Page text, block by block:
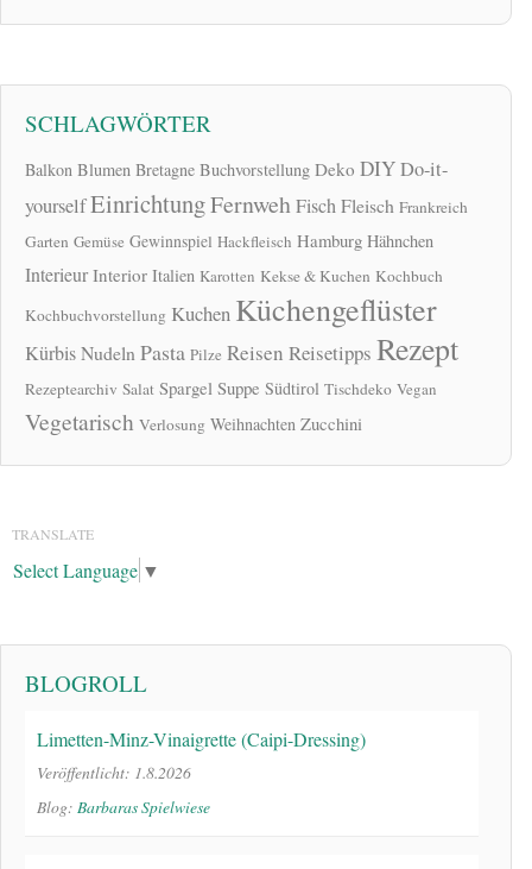
SCHLAGWÖRTER
Balkon Blumen Bretagne Buchvorstellung Deko DIYDo-it-
yourselfEinrichtungFernwehFischFleisch Frankreich
Garten Gemüse Gewinnspiel Hackfleisch Hamburg Hähnchen
Interieur Interior Italien Karotten Kekse & Kuchen Kochbuch
Kochbuchvorstellung Kuchen Küchengeflüster
KürbisNudeln Pasta Pilze Reisen Reisetipps Rezept
Rezeptearchiv Salat Spargel Suppe Südtirol Tischdeko Vegan
Vegetarisch Verlosung Weihnachten Zucchini
TRANSLATE
Select Language ▼
BLOGROLL
Limetten-Minz-Vinaigrette (Caipi-Dressing)
Veröffentlicht: 1.8.2026
Blog: Barbaras Spielwiese